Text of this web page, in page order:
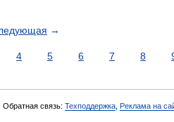
→
4 5 6 7 8
Обратная связь: Техподдержка Реклама на